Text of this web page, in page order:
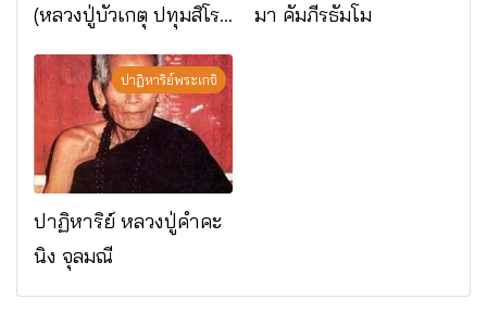
(หลวงปู่บัวเกตุ ปทุมสิโร)
มรณภาพแล้ว วัดป่า
ดาราภิรมย์ อ.แม่ริม
จ.เชียงใหม่
มา คัมภีรธัมโม
ปาฏิหาริย์พระเกจิ
ปาฏิหาริย์ หลวงปู่คำคะ
นิง จุลมณี